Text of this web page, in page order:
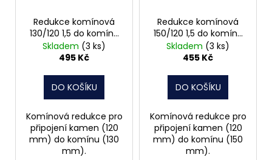
Redukce komínová
130/120 1,5 do komínu
3012264
Skladem (3 ks)
495 Kč
DO KOŠÍKU
Komínová redukce pro
připojení kamen (120
mm) do komínu (130
mm).
Redukce komínová
150/120 1,5 do komínu
3012278
Skladem (3 ks)
455 Kč
DO KOŠÍKU
Komínová redukce pro
připojení kamen (120
mm) do komínu (150
mm).